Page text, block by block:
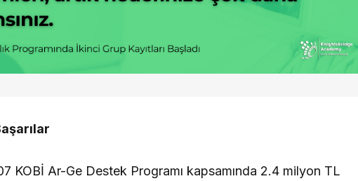
KOBİ Ar-Ge Destek Programı kapsamında 2.4 milyon TL